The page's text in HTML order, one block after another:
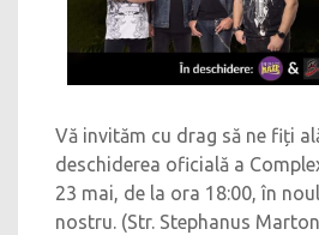
Vă invităm cu drag să ne fiți
deschiderea oficială a
23 mai, de la ora 18:00, în
nostru. (Str. Stephanus